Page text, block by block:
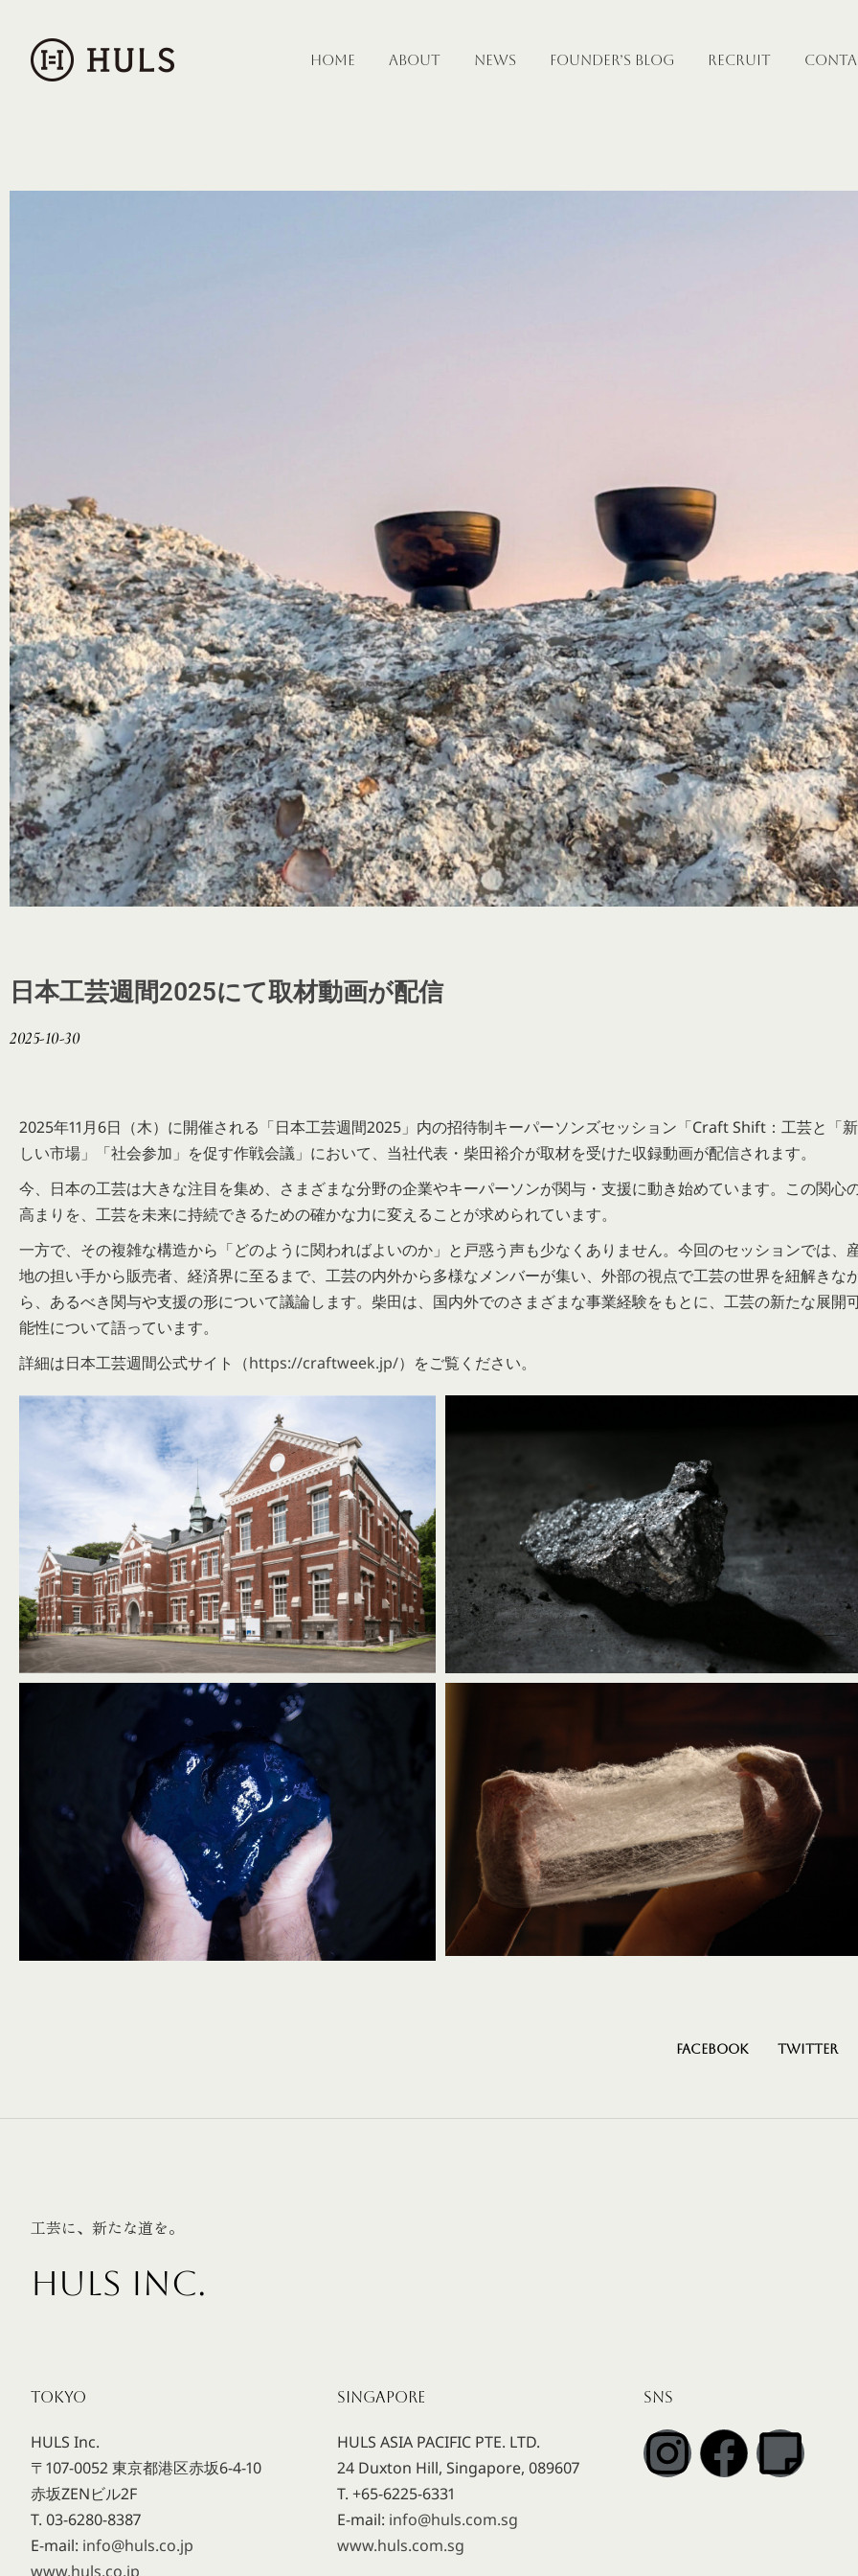
HOME ABOUT NEWS FOUNDER’S BLOG RECRUIT
日本工芸週間2025にて取材動画が配信
2025-10-30
2025年11月6日（木）に開催される「日本工芸週間2025」内の招待制キーパーソンズセッション「Craft Shift：工芸と「新
しい市場」「社会参加」を促す作戦会議」において、当社代表・柴田裕介が取材を受けた収録動画が配信されます。
今、日本の工芸は大きな注目を集め、さまざまな分野の企業やキーパーソンが関与・支援に動き始めています。この関心
高まりを、工芸を未来に持続できるための確かな力に変えることが求められています。
一方で、その複雑な構造から「どのように関わればよいのか」と戸惑う声も少なくありません。今回のセッションでは、
地の担い手から販売者、経済界に至るまで、工芸の内外から多様なメンバーが集い、外部の視点で工芸の世界を紐解きな
ら、あるべき関与や支援の形について議論します。柴田は、国内外でのさまざまな事業経験をもとに、工芸の新たな展開
能性について語っています。
詳細は日本工芸週間公式サイト（https://craftweek.jp/）をご覧ください。
Facebook Twitter
工芸に、新たな道を。
HULS INC.
TOKYO
HULS Inc.
〒107-0052 東京都港区赤坂6-4-10
赤坂ZENビル2F
T. 03-6280-8387
E-mail: info@huls.co.jp
www.huls.co.jp
SINGAPORE
HULS ASIA PACIFIC PTE. LTD.
24 Duxton Hill, Singapore, 089607
T. +65-6225-6331
E-mail: info@huls.com.sg
www.huls.com.sg
SNS